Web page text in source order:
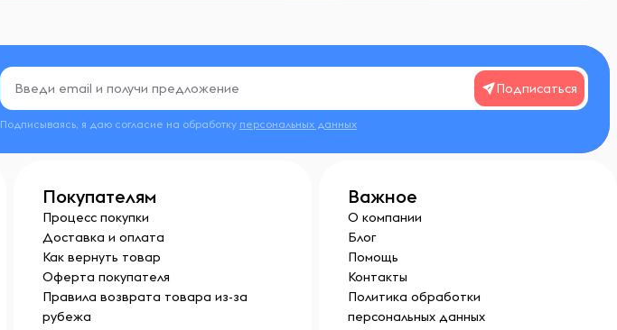
Подписаться
Подписываясь, я даю согласие на обработку персональных данных
Покупателям
Процесс покупки
Доставка и оплата
Как вернуть товар
Оферта покупателя
Правила возврата товара из-за
рубежа
Важное
О компании
Блог
Помощь
Контакты
Политика обработки
персональных данных